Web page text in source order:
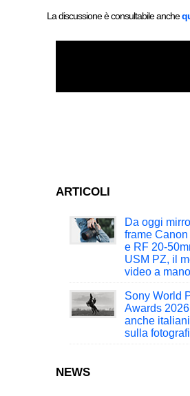
La discussione è consultabile anche
ARTICOLI
Da oggi
frame
e RF 20-
USM PZ, il
video a
Sony World
Awards
anche
sulla
NEWS